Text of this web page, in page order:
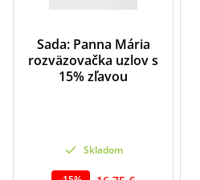
Sada: Panna Mária
rozväzovačka uzlov s
15% zľavou
Skladom